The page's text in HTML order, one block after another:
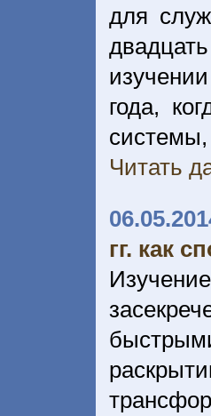
для
года,
Читать
гг. как